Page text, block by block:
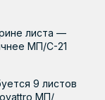
листа —
МП/С-21
9 листов
МП/